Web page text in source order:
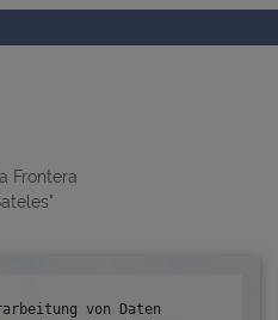
Frontera
von Daten